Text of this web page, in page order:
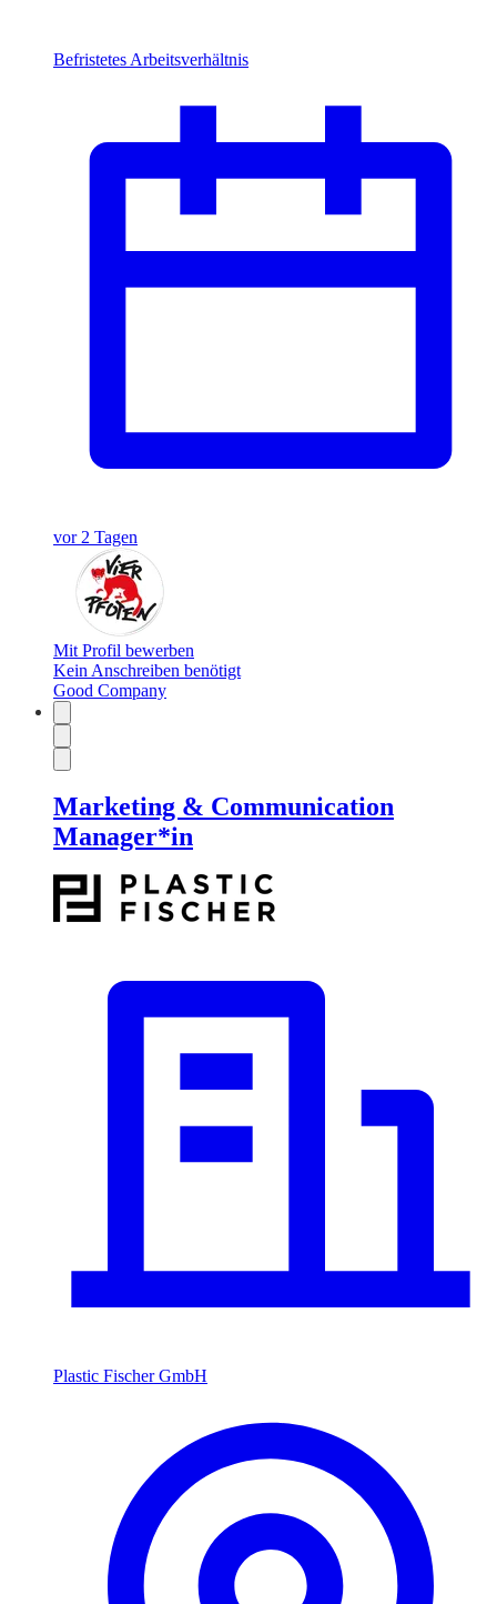
Befristetes Arbeitsverhältnis
vor 2 Tagen
Mit Profil bewerben
Kein Anschreiben benötigt
Good Company
Marketing & Communication
Manager*in
Plastic Fischer GmbH